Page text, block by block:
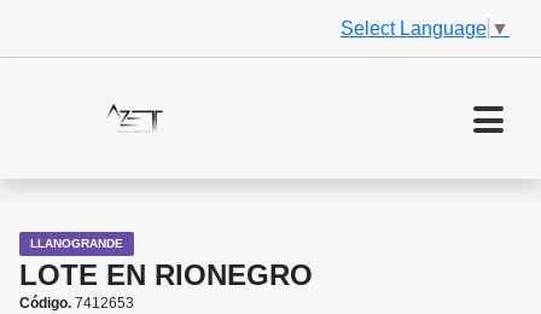
Select Language ▼
LLANOGRANDE
LOTE EN RIONEGRO
Código. 7412653